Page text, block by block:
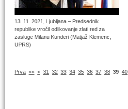
13. 11. 2021, Ljubljana – Predsednik
republike vročil odlikovanje zlati red za
zasluge Milanu Kunderi (Matjaž Klemenc,
UPRS)
Prva << < 31 32 33 34 35 36 37 38 39 40